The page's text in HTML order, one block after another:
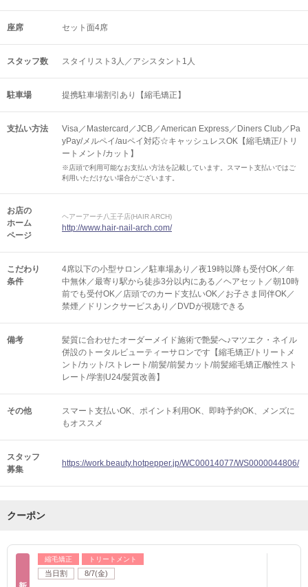
座席 セット面4席
スタッフ数 スタイリスト3人／アシスタント1人
駐車場 提携駐車場割引あり【縮毛矯正】
支払い方法
Visa／Mastercard／JCB／American Express／Diners Club／Pa
yPay/メルペイ/auペイ対応☆キャッシュレスOK【縮毛矯正/トリ
ートメント/カット】
※店頭で利用可能なお支払い方法を記載しています。スマート支払いではご
利用いただけない場合がございます。
お店の
ホーム
ページ
ヘアーアーチ八王子店(HAIR ARCH)
http://www.hair-nail-arch.com/
こだわり
条件
4席以下の小型サロン／駐車場あり／夜19時以降も受付OK／年
中無休／最寄り駅から徒歩3分以内にある／ヘアセット／朝10時
前でも受付OK／店頭でのカード支払いOK／お子さま同伴OK／
禁煙／ドリンクサービスあり／DVDが視聴できる
備考
髪質に合わせたオーダーメイド施術で艶髪へ♪マツエク・ネイル
併設のトータルビューティーサロンです【縮毛矯正/トリートメ
ント/カット/ストレート/前髪/前髪カット/前髪縮毛矯正/酸性スト
レート/学割U24/髪質改善】
その他 スマート支払いOK ポイント利用OK 即時予約OK
メンズに
もオススメ
スタッフ
募集
https://work.beauty.hotpepper.jp/WC00014077/WS0000044806/
クーポン
縮毛矯正 トリートメント
当日割 8/7(金)